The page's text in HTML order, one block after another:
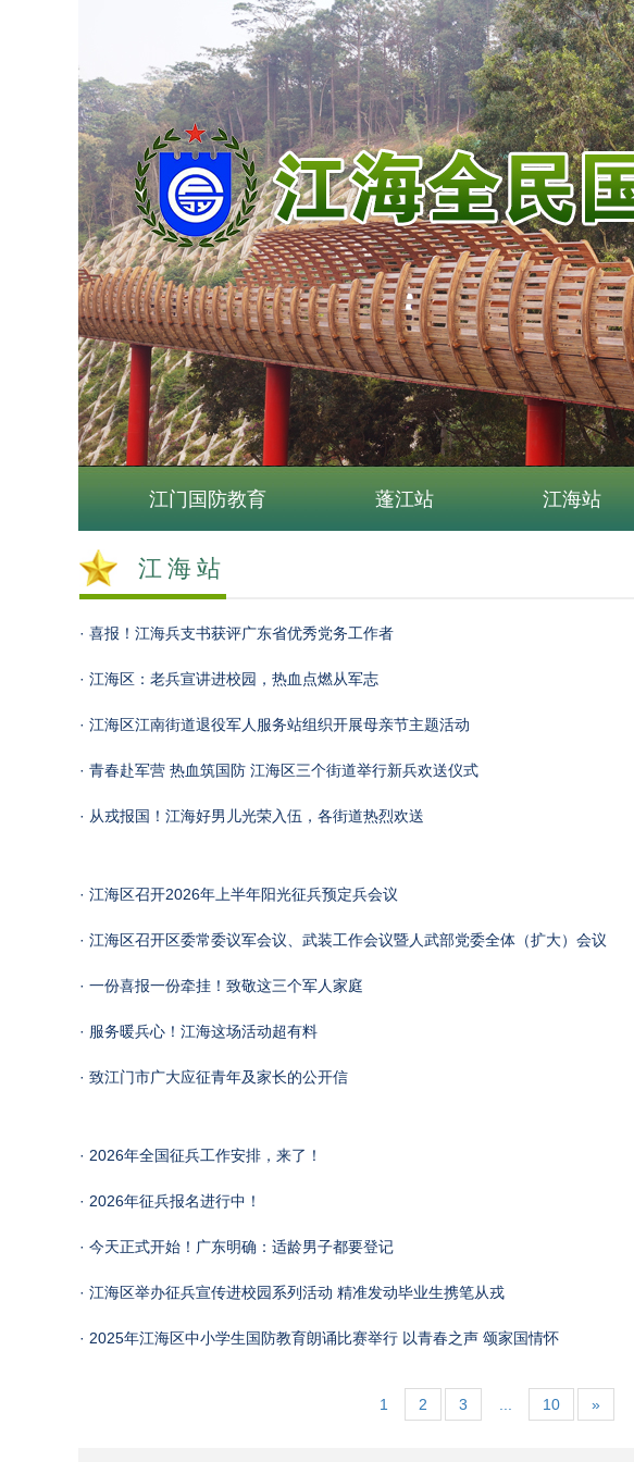
江门国防教育 蓬江站 江海站
江海站
· 喜报！江海兵支书获评广东省优秀党务工作者
· 江海区：老兵宣讲进校园，热血点燃从军志
· 江海区江南街道退役军人服务站组织开展母亲节主题活动
· 青春赴军营 热血筑国防 江海区三个街道举行新兵欢送仪式
· 从戎报国！江海好男儿光荣入伍，各街道热烈欢送
· 江海区召开2026年上半年阳光征兵预定兵会议
· 江海区召开区委常委议军会议、武装工作会议暨人武部党委全体（扩大）会议
· 一份喜报一份牵挂！致敬这三个军人家庭
· 服务暖兵心！江海这场活动超有料
· 致江门市广大应征青年及家长的公开信
· 2026年全国征兵工作安排，来了！
· 2026年征兵报名进行中！
· 今天正式开始！广东明确：适龄男子都要登记
· 江海区举办征兵宣传进校园系列活动 精准发动毕业生携笔从戎
· 2025年江海区中小学生国防教育朗诵比赛举行 以青春之声 颂家国情怀
1 2 3 10 »